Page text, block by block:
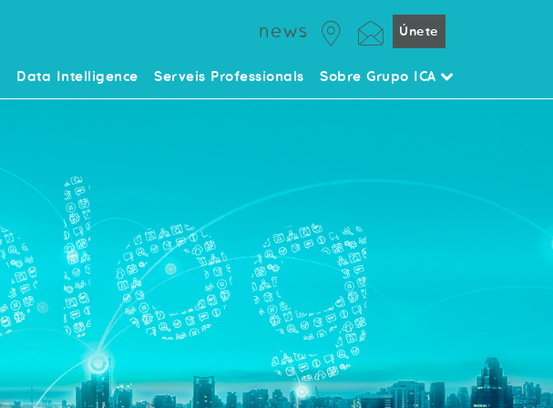
news Únete
Data Intelligence Serveis Professionals Sobre Grupo ICA